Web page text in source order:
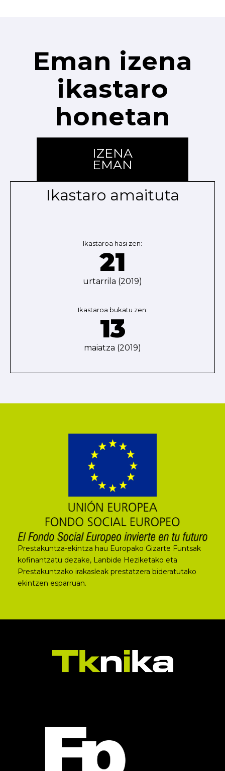
Eman izena
ikastaro
honetan
IZENA
EMAN
Ikastaro amaituta
Ikastaroa hasi zen:
21
urtarrila (2019)
Ikastaroa bukatu zen:
13
maiatza (2019)
Prestakuntza-ekintza hau Europako Gizarte Funtsak
kofinantzatu dezake, Lanbide Heziketako eta
Prestakuntzako irakasleak prestatzera bideratutako
ekintzen esparruan.